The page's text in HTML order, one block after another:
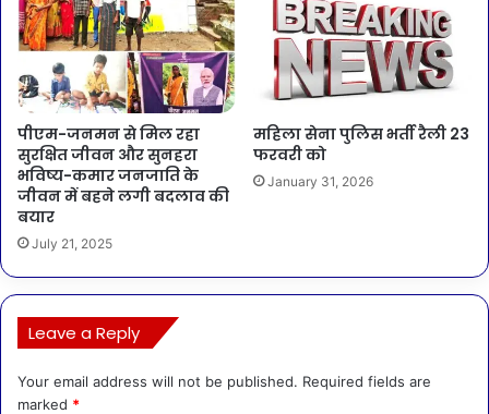
पीएम-जनमन से मिल रहा
सुरक्षित जीवन और सुनहरा
भविष्य-कमार जनजाति के
जीवन में बहने लगी बदलाव की
बयार
July 21, 2025
महिला सेना पुलिस भर्ती रैली 23
फरवरी को
January 31, 2026
Leave a Reply
Your email address will not be published. Required fields are
marked *